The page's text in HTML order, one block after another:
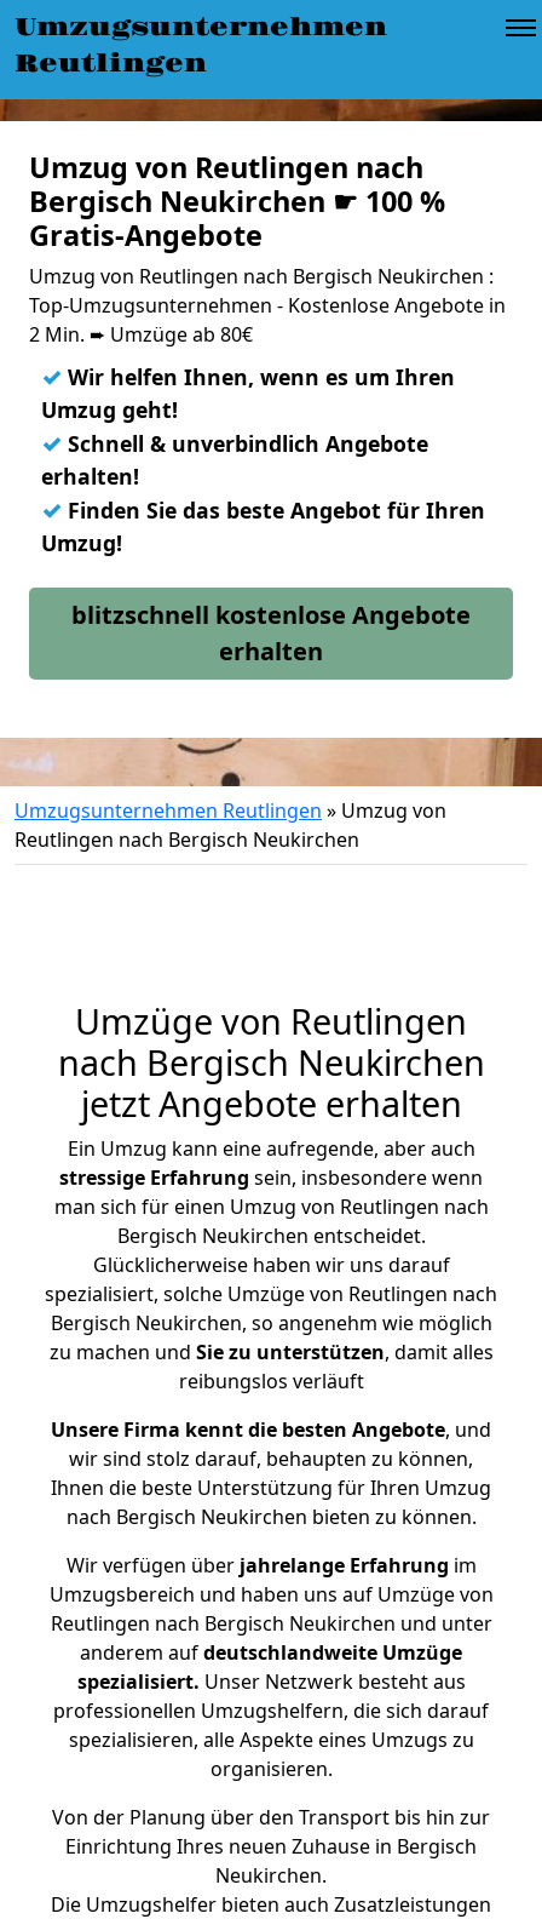
Umzugsunternehmen
Reutlingen
Umzug von Reutlingen nach
Bergisch Neukirchen ☛ 100 %
Gratis-Angebote
Umzug von Reutlingen nach Bergisch Neukirchen :
Top-Umzugsunternehmen - Kostenlose Angebote in
2 Min. ➨ Umzüge ab 80€
✓ Wir helfen Ihnen, wenn es um Ihren
Umzug geht!
✓ Schnell & unverbindlich Angebote
erhalten!
✓ Finden Sie das beste Angebot für Ihren
Umzug!
blitzschnell kostenlose Angebote
erhalten
Umzugsunternehmen Reutlingen » Umzug von
Reutlingen nach Bergisch Neukirchen
Umzüge von Reutlingen
nach Bergisch Neukirchen
jetzt Angebote erhalten
Ein Umzug kann eine aufregende, aber auch
stressige Erfahrung sein, insbesondere wenn
man sich für einen Umzug von Reutlingen nach
Bergisch Neukirchen entscheidet.
Glücklicherweise haben wir uns darauf
spezialisiert, solche Umzüge von Reutlingen nach
Bergisch Neukirchen, so angenehm wie möglich
zu machen und Sie zu unterstützen, damit alles
reibungslos verläuft
Unsere Firma kennt die besten Angebote, und
wir sind stolz darauf, behaupten zu können,
Ihnen die beste Unterstützung für Ihren Umzug
nach Bergisch Neukirchen bieten zu können.
Wir verfügen überjahrelange Erfahrung im
Umzugsbereich und haben uns auf Umzüge von
Reutlingen nach Bergisch Neukirchen und unter
anderem aufdeutschlandweite Umzüge
spezialisiert. Unser Netzwerk besteht aus
professionellen Umzugshelfern, die sich darauf
spezialisieren, alle Aspekte eines Umzugs zu
organisieren.
Von der Planung über den Transport bis hin zur
Einrichtung Ihres neuen Zuhause in Bergisch
Neukirchen.
Die Umzugshelfer bieten auch Zusatzleistungen